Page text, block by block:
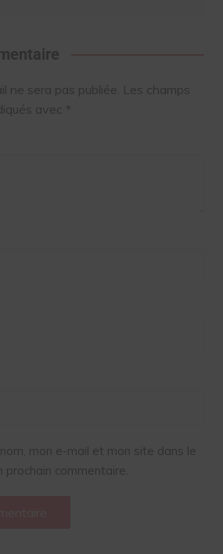
ne sera pas publiée. Les champs
avec *
mon e-mail et mon site dans le
prochain commentaire.